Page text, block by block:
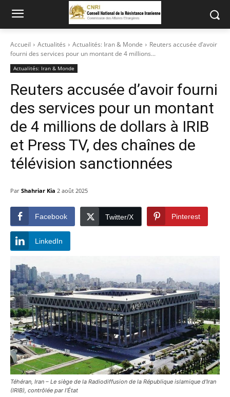
Accueil Actualités Actualités: Iran & Monde
Reuters accusée d’avoir
fourni des services pour un montant de 4 millions...
Actualités: Iran & Monde
Reuters accusée d’avoir fourni
des services pour un montant
de 4 millions de dollars à IRIB
et Press TV, des chaînes de
télévision sanctionnées
Par Shahriar Kia 2 août 2025
Facebook Twitter/X Pinterest
LinkedIn
Téhéran, Iran – Le siège de la Radiodiffusion de la République islamique d’Iran
(IRIB), contrôlée par l’État